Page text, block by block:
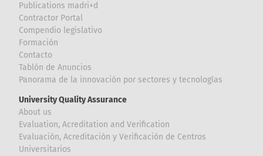
Publications madri+d
Contractor Portal
Compendio legislativo
Formación
Contacto
Tablón de Anuncios
Panorama de la innovación por sectores y tecnologías
University Quality Assurance
About us
Evaluation, Acreditation and Verification
Evaluación, Acreditación y Verificación de Centros
Universitarios